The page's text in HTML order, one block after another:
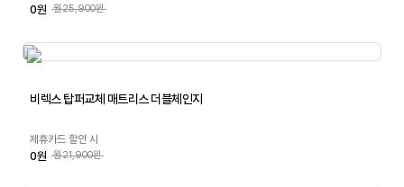
0원 월25,900원
비렉스 탑퍼교체 매트리스 더블체인지
제휴카드 할인 시
0원 월21,900원